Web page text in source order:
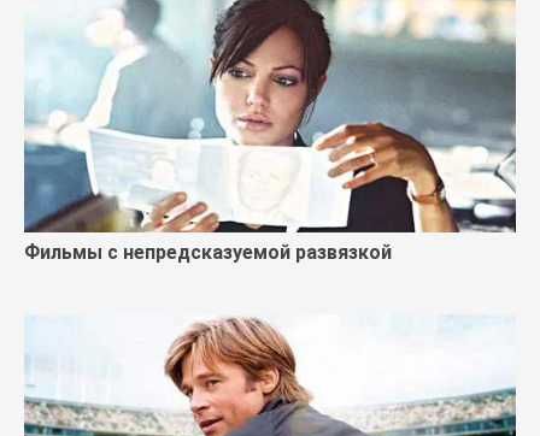
Фильмы с непредсказуемой развязкой